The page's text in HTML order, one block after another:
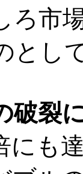
ろ市
とし
破裂
も